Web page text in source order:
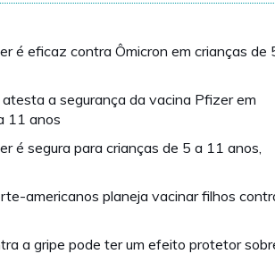
é eficaz contra Ômicron em crianças de
a segurança da vacina Pfizer em
11 anos
é segura para crianças de 5 a 11 anos,
americanos planeja vacinar filhos
a gripe pode ter um efeito protetor